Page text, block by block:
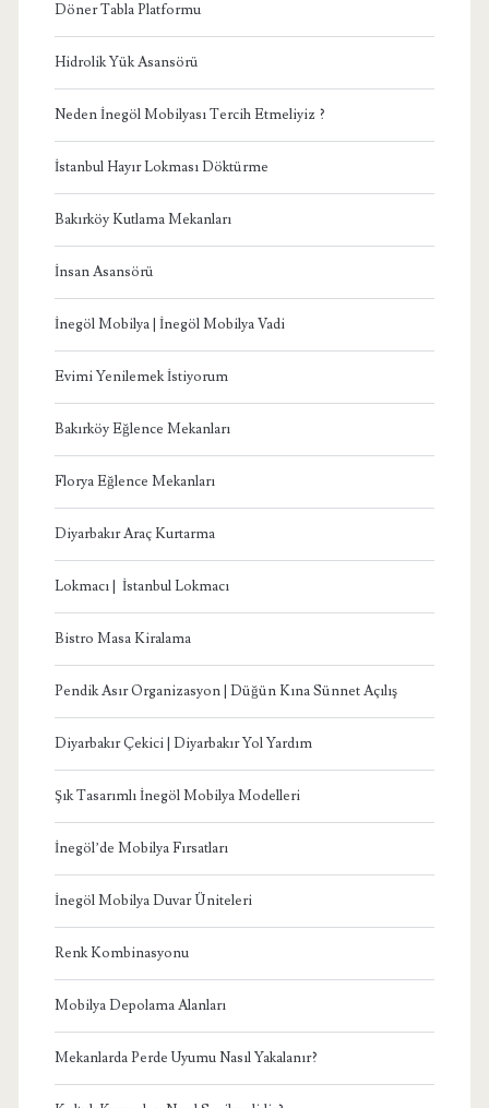
Döner Tabla Platformu
Hidrolik Yük Asansörü
Neden İnegöl Mobilyası Tercih Etmeliyiz ?
İstanbul Hayır Lokması Döktürme
Bakırköy Kutlama Mekanları
İnsan Asansörü
İnegöl Mobilya | İnegöl Mobilya Vadi
Evimi Yenilemek İstiyorum
Bakırköy Eğlence Mekanları
Florya Eğlence Mekanları
Diyarbakır Araç Kurtarma
Lokmacı | İstanbul Lokmacı
Bistro Masa Kiralama
Pendik Asır Organizasyon | Düğün Kına Sünnet Açılış
Diyarbakır Çekici | Diyarbakır Yol Yardım
Şık Tasarımlı İnegöl Mobilya Modelleri
İnegöl’de Mobilya Fırsatları
İnegöl Mobilya Duvar Üniteleri
Renk Kombinasyonu
Mobilya Depolama Alanları
Mekanlarda Perde Uyumu Nasıl Yakalanır?